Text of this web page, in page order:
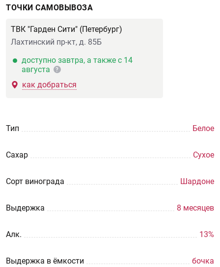
ТОЧКИ САМОВЫВОЗА
ТВК "Гарден Сити" (Петербург)
Лахтинский пр-кт, д. 85Б
доступно завтра, а также с 14
августа
?
как добраться
Тип Белое
Сахар Сухое
Сорт винограда Шардоне
Выдержка 8 месяцев
Aлк. 13%
Выдержка в ёмкости бочка